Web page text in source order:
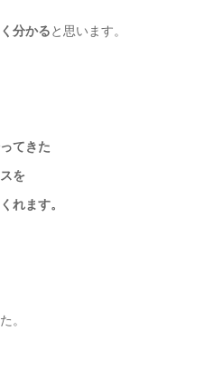
分かると思います。
てきた
を
れます。
。